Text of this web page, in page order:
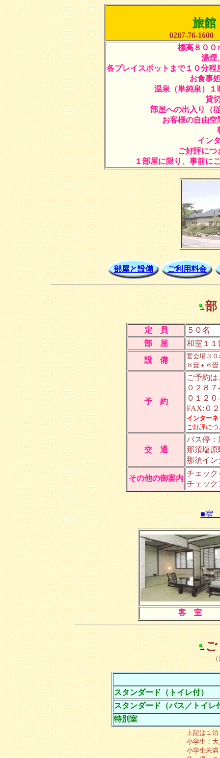
旅
0287-76-
標高８００
湯煙
各プレイスポットまで１０分程
お食事
温泉（単純泉）１
貸
部屋への出入り（
お客様の自由空
イン
ご好評につ
１部屋に限り、事前に
部屋と設備 ご利用料金
部
定 員
５０名
部 屋
和室１１
設 備
宴会場３
８畳＋６
予 約
ご予約
０２８
０１２
FAX:０
インター
ご好評に
交 通
バス停：
那須塩原
那須イン
その他の御案内
チェック
チェック
■宿
客 室
スタンダード（トイレ付）
スタンダード（バス／トイレ
特別室
上記は１
小学生：
小学生未